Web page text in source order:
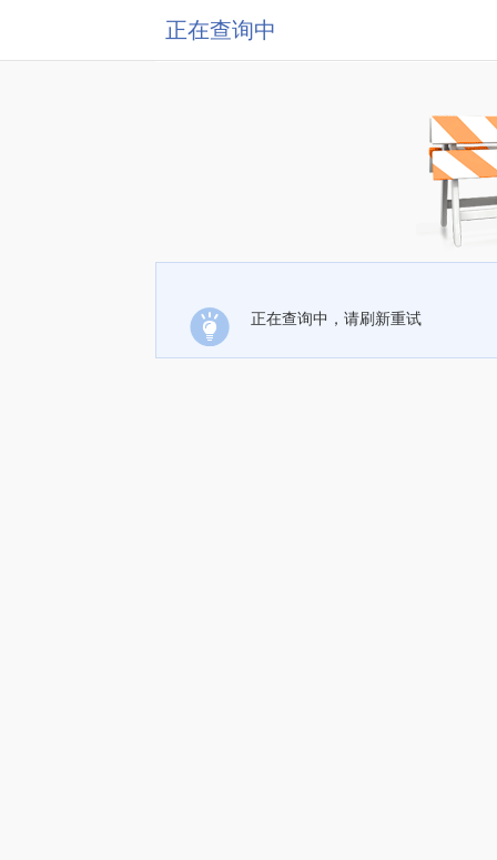
正在查询中
正在查询中，请刷新重试